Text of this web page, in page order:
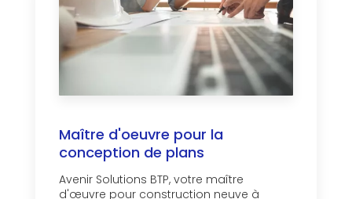
Maître d'oeuvre pour la
conception de plans
Avenir Solutions BTP, votre maître
d'œuvre pour construction neuve à